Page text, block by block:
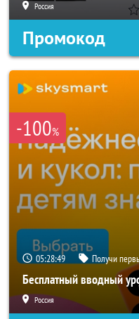
Россия
Промокод
-100%
05:28:46 Получи
Бесплатный вводный
Россия